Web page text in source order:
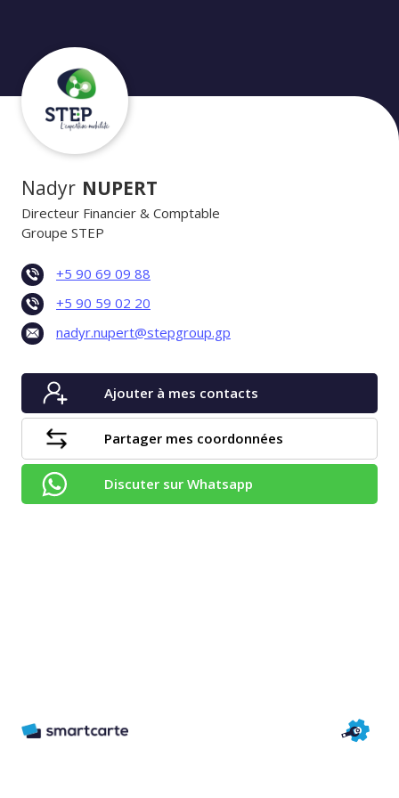
Nadyr NUPERT
Directeur Financier & Comptable
Groupe STEP
+5 90 69 09 88
+5 90 59 02 20
nadyr.nupert@stepgroup.gp
Ajouter à mes contacts
Partager mes coordonnées
Discuter sur Whatsapp